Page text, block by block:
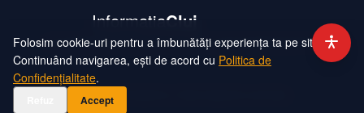
ContactEchipa Publicitate Politică de ConfidențialitateHartă Site
©2026
Folosim cookie-uri pentru a îmbunătăți experiența ta pe site.
Continuând navigarea, ești de acord cu Politica de
Confidențialitate.
Accept